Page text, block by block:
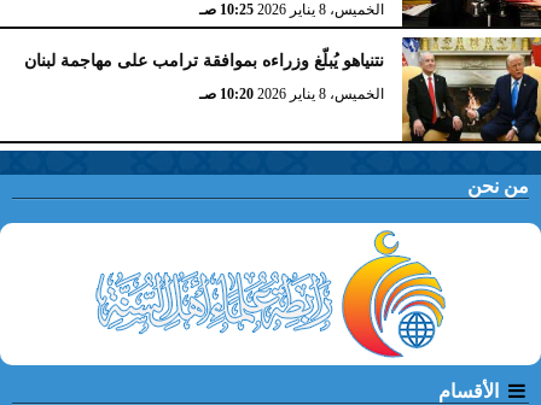
الخميس، 8 يناير 2026 10:25 صـ
نتنياهو يُبلّغ وزراءه بموافقة ترامب على مهاجمة لبنان
الخميس، 8 يناير 2026 10:20 صـ
من نحن
الأقسام